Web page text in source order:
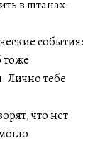
в штанах.
события:
тоже
Лично тебе
что нет